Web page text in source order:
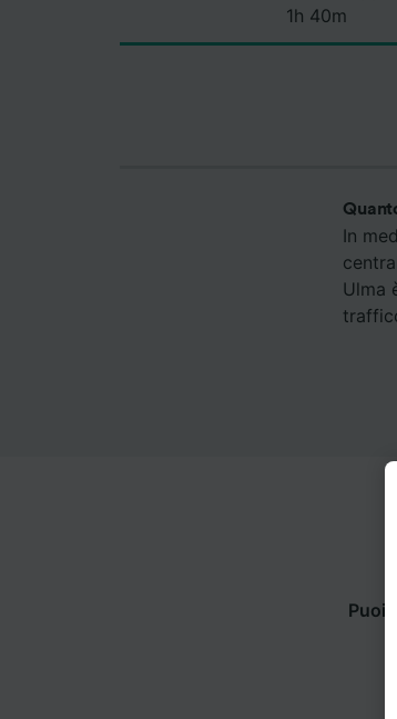
1h 40m
In
Ulma
Puoi